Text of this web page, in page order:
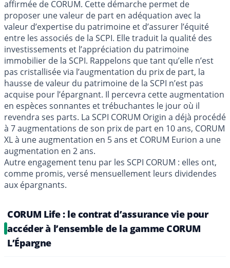
affirmée de CORUM. Cette démarche permet de
proposer une valeur de part en adéquation avec la
valeur d’expertise du patrimoine et d’assurer l’équité
entre les associés de la SCPI. Elle traduit la qualité des
investissements et l’appréciation du patrimoine
immobilier de la SCPI. Rappelons que tant qu’elle n’est
pas cristallisée via l’augmentation du prix de part, la
hausse de valeur du patrimoine de la SCPI n’est pas
acquise pour l’épargnant. Il percevra cette augmentation
en espèces sonnantes et trébuchantes le jour où il
revendra ses parts. La SCPI CORUM Origin a déjà procédé
à 7 augmentations de son prix de part en 10 ans, CORUM
XL à une augmentation en 5 ans et CORUM Eurion a une
augmentation en 2 ans.
Autre engagement tenu par les SCPI CORUM : elles ont,
comme promis, versé mensuellement leurs dividendes
aux épargnants.
CORUM Life : le contrat d’assurance vie pour
accéder à l’ensemble de la gamme CORUM
L’Épargne